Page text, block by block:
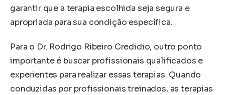
garantir que a terapia escolhida seja segura e
apropriada para sua condição específica.
Para o Dr. Rodrigo Ribeiro Credidio, outro ponto
importante é buscar profissionais qualificados e
experientes para realizar essas terapias. Quando
conduzidas por profissionais treinados, as terapias